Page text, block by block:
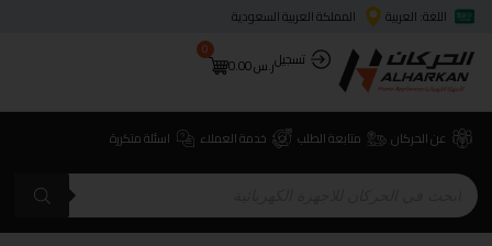
اللغة: العربية
المملكة العربية السعودية
تسجيلر.س0.00
0
عن الحركان متابعة الطلب خدمة العملاء اسئلة متكررة